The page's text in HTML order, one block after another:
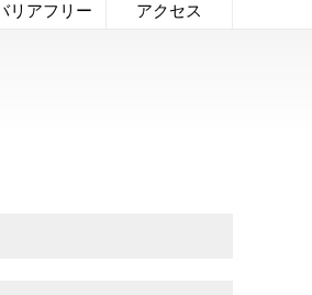
リアフリー アクセス